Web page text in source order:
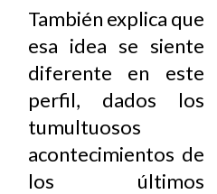
También explica que
esa idea se siente
diferente en este
perfil, dados los
tumultuosos
acontecimientos de
los últimos